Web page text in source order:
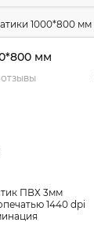
1000*800 мм
мм
ПВХ 3мм
1440 dpi